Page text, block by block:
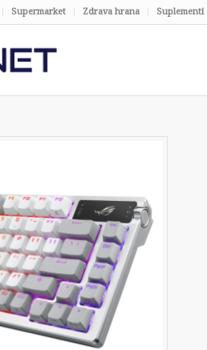
Supermarket Zdrava hrana Suplementi